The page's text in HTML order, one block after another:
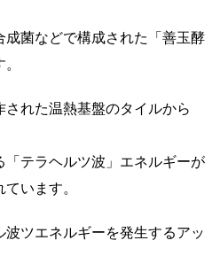
菌などで構成された「善玉酵
れた温熱基盤のタイルから
「テラヘルツ波」エネルギーが
います。
ツエネルギーを発生するアッ